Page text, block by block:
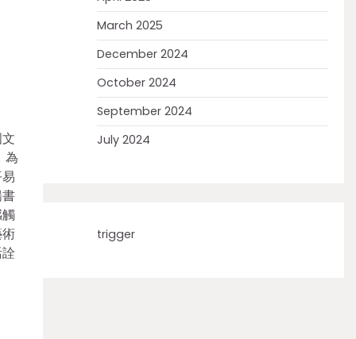
為
March 2025
December 2024
October 2024
September 2024
July 2024
trigger